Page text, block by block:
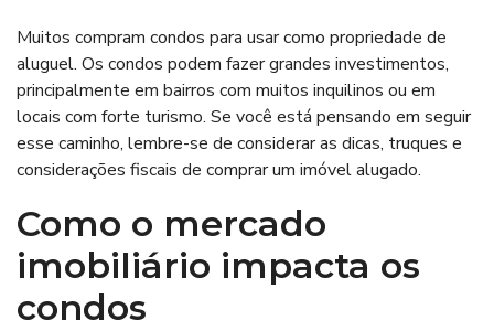
Muitos compram condos para usar como propriedade de
aluguel. Os condos podem fazer grandes investimentos,
principalmente em bairros com muitos inquilinos ou em
locais com forte turismo. Se você está pensando em seguir
esse caminho, lembre-se de considerar as dicas, truques e
considerações fiscais de comprar um imóvel alugado.
Como o mercado
imobiliário impacta os
condos